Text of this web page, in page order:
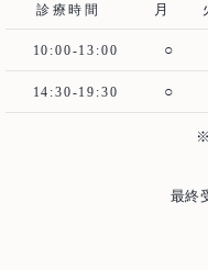
診療時間 月
10:00-13:00 ○
14:30-19:30 ○
最終